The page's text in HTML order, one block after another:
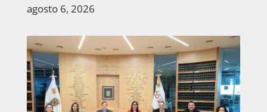
agosto 6, 2026